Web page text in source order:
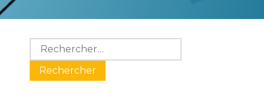
Blog
sidebar
Rechercher :